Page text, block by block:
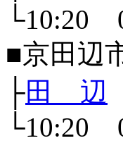
└10:20
■京田辺
├田 辺
└10:20